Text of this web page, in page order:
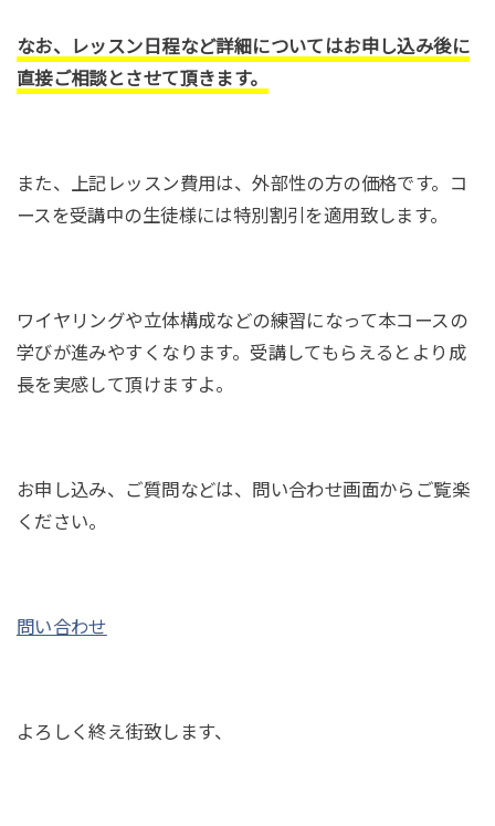
なお、レッスン日程など詳細についてはお申し込み後に
直接ご相談とさせて頂きます。
また、上記レッスン費用は、外部性の方の価格です。コ
ースを受講中の生徒様には特別割引を適用致します。
ワイヤリングや立体構成などの練習になって本コースの
学びが進みやすくなります。受講してもらえるとより成
長を実感して頂けますよ。
お申し込み、ご質問などは、問い合わせ画面からご覧楽
ください。
問い合わせ
よろしく終え街致します、